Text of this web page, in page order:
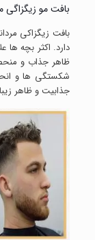
بافت مو زیگزاگی
بافت زیگزاکی
دارد. اکثر بچه ها
ظاهر جذاب و
شکستگی ها و
جذابیت و ظاهر